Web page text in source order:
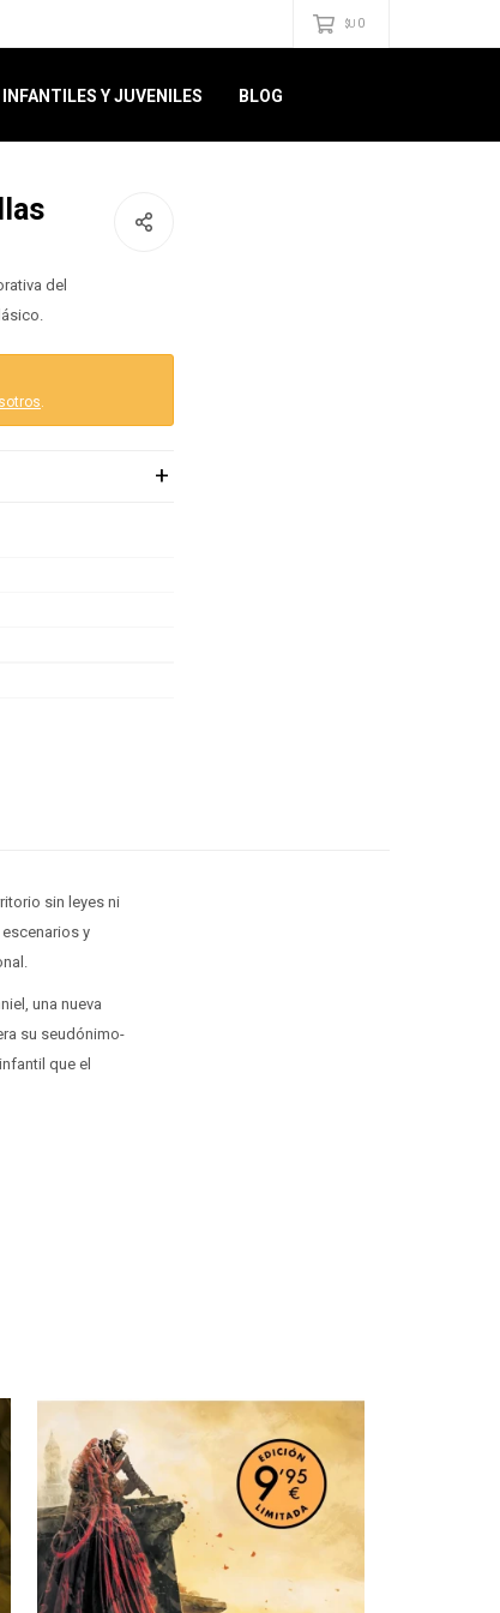
INFANTILES Y JUVENILES BLOG
$U 0
del
.
sin leyes ni
y
una nueva
su seudónimo-
que el